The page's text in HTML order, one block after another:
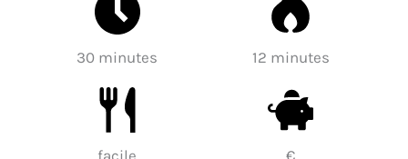
30 minutes 12 minutes